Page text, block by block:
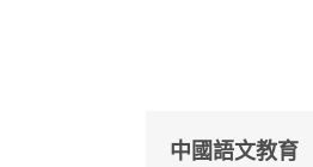
中國語文教育